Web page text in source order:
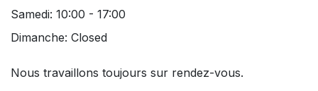
Samedi: 10:00 - 17:00
Dimanche: Closed
Nous travaillons toujours sur rendez-vous.